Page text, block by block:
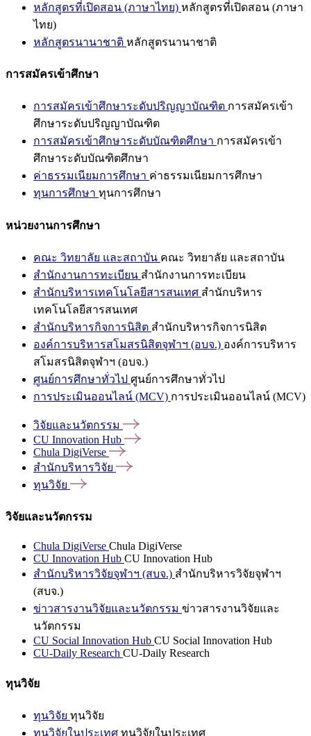
หลักสูตรที่เปิดสอน (ภาษาไทย) หลักสูตรที่เปิดสอน (ภาษา
ไทย)
หลักสูตรนานาชาติ หลักสูตรนานาชาติ
การสมัครเข้าศึกษา
การสมัครเข้าศึกษาระดับปริญญาบัณฑิต การสมัครเข้า
ศึกษาระดับปริญญาบัณฑิต
การสมัครเข้าศึกษาระดับบัณฑิตศึกษา การสมัครเข้า
ศึกษาระดับบัณฑิตศึกษา
ค่าธรรมเนียมการศึกษา ค่าธรรมเนียมการศึกษา
ทุนการศึกษา ทุนการศึกษา
หน่วยงานการศึกษา
คณะ วิทยาลัย และสถาบัน คณะ วิทยาลัย และสถาบัน
สำนักงานการทะเบียน สำนักงานการทะเบียน
สำนักบริหารเทคโนโลยีสารสนเทศ สำนักบริหาร
เทคโนโลยีสารสนเทศ
สำนักบริหารกิจการนิสิต สำนักบริหารกิจการนิสิต
องค์การบริหารสโมสรนิสิตจุฬาฯ (อบจ.) องค์การบริหาร
สโมสรนิสิตจุฬาฯ (อบจ.)
ศูนย์การศึกษาทั่วไป ศูนย์การศึกษาทั่วไป
การประเมินออนไลน์ (MCV) การประเมินออนไลน์ (MCV)
วิจัยและนวัตกรรม
CU Innovation Hub
Chula DigiVerse
สำนักบริหารวิจัย
ทุนวิจัย
วิจัยและนวัตกรรม
Chula DigiVerse Chula DigiVerse
CU Innovation Hub CU Innovation Hub
สำนักบริหารวิจัยจุฬาฯ (สบจ.) สำนักบริหารวิจัยจุฬาฯ
(สบจ.)
ข่าวสารงานวิจัยและนวัตกรรม ข่าวสารงานวิจัยและ
นวัตกรรม
CU Social Innovation Hub CU Social Innovation Hub
CU-Daily Research CU-Daily Research
ทุนวิจัย
ทุนวิจัย ทุนวิจัย
ทุนวิจัยในประเทศ ทุนวิจัยในประเทศ